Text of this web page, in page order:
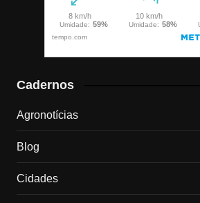
Cadernos
Agronotícias
Blog
Cidades